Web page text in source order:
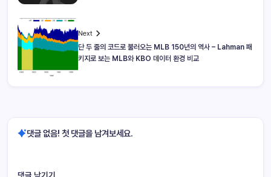
Next
단 두 줄의 코드로 불러오는 MLB 150년의 역사 – Lahman 패
키지로 보는 MLB와 KBO 데이터 환경 비교
댓글 없음! 첫 댓글을 남겨보세요.